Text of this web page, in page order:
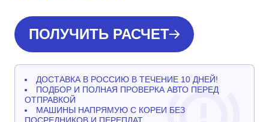
ПОЛУЧИТЬ РАСЧЕТ
ДОСТАВКА В РОССИЮ В ТЕЧЕНИЕ 10 ДНЕЙ!
ПОДБОР И ПОЛНАЯ ПРОВЕРКА АВТО ПЕРЕД
ОТПРАВКОЙ
МАШИНЫ НАПРЯМУЮ С КОРЕИ БЕЗ